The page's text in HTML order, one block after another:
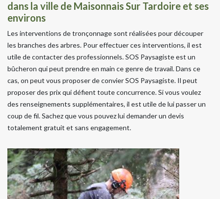
dans la ville de Maisonnais Sur Tardoire et ses
environs
Les interventions de tronçonnage sont réalisées pour découper
les branches des arbres. Pour effectuer ces interventions, il est
utile de contacter des professionnels. SOS Paysagiste est un
bûcheron qui peut prendre en main ce genre de travail. Dans ce
cas, on peut vous proposer de convier SOS Paysagiste. Il peut
proposer des prix qui défient toute concurrence. Si vous voulez
des renseignements supplémentaires, il est utile de lui passer un
coup de fil. Sachez que vous pouvez lui demander un devis
totalement gratuit et sans engagement.